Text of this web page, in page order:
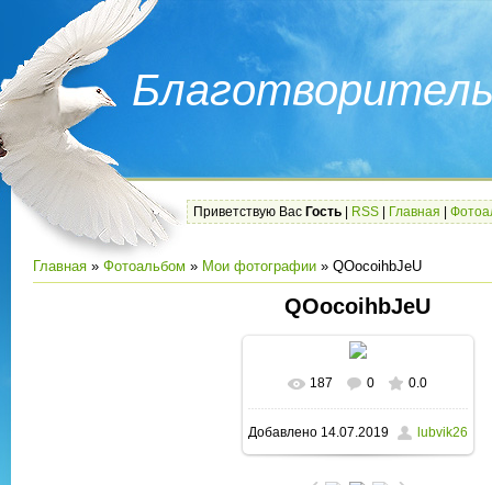
Приветствую Вас Гость RSS Главная
Главная » Фотоальбом » Мои фотографии » QOocoihbJeU
QOocoihbJeU
В реальном размере
780x780/ 73.6Kb
187 0 0.0
Добавлено14.07.2019 lubvik26